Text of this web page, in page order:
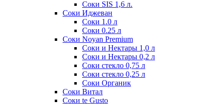
Соки SIS 1,6 л.
Соки Иджеван
Соки 1.0 л
Соки 0.25 л
Соки Noyan Premium
Соки и Нектары 1,0 л
Соки и Нектары 0,2 л
Соки стекло 0,75 л
Соки стекло 0,25 л
Соки Органик
Соки Витал
Соки te Gusto